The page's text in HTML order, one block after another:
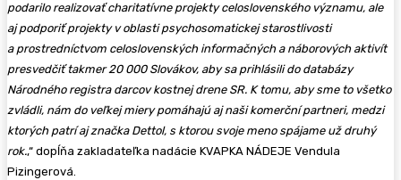
podarilo realizovať charitatívne projekty celoslovenského významu, ale
aj podporiť projekty v oblasti psychosomatickej starostlivosti
a prostredníctvom celoslovenských informačných a náborových aktivít
presvedčiť takmer 20 000 Slovákov, aby sa prihlásili do databázy
Národného registra darcov kostnej drene SR. K tomu, aby sme to všetko
zvládli, nám do veľkej miery pomáhajú aj naši komerční partneri, medzi
ktorých patrí aj značka Dettol, s ktorou svoje meno spájame už druhý
rok.,“ dopĺňa zakladateľka nadácie KVAPKA NÁDEJE Vendula
Pizingerová.